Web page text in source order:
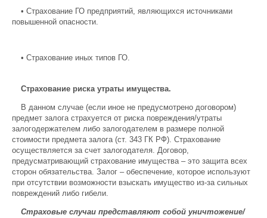
• Страхование ГО предприятий, являющихся источниками
повышенной опасности.
• Страхование иных типов ГО.
Страхование риска утраты имущества.
В данном случае (если иное не предусмотрено договором)
предмет залога страхуется от риска повреждения/утраты
залогодержателем либо залогодателем в размере полной
стоимости предмета залога (ст. 343 ГК РФ). Страхование
осуществляется за счет залогодателя. Договор,
предусматривающий страхование имущества – это защита всех
сторон обязательства. Залог – обеспечение, которое используют
при отсутствии возможности взыскать имущество из-за сильных
повреждений либо гибели.
Страховые случаи представляют собой уничтожение/